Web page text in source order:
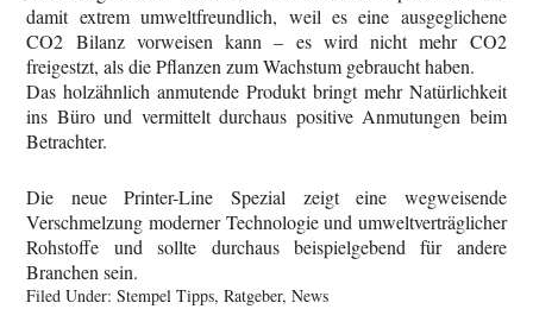
damit extrem umweltfreundlich, weil es eine ausgeglichene
CO2 Bilanz vorweisen kann – es wird nicht mehr CO2
freigestzt, als die Pflanzen zum Wachstum gebraucht haben.
Das holzähnlich anmutende Produkt bringt mehr Natürlichkeit
ins Büro und vermittelt durchaus positive Anmutungen beim
Betrachter.
Die neue Printer-Line Spezial zeigt eine wegweisende
Verschmelzung moderner Technologie und umweltverträglicher
Rohstoffe und sollte durchaus beispielgebend für andere
Branchen sein.
Filed Under:Stempel Tipps, Ratgeber, News